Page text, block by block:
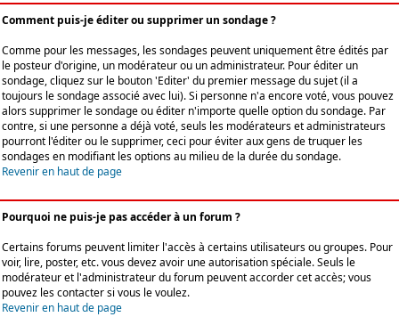
Comment puis-je éditer ou supprimer un sondage ?
Comme pour les messages, les sondages peuvent uniquement être édités par
le posteur d'origine, un modérateur ou un administrateur. Pour éditer un
sondage, cliquez sur le bouton 'Editer' du premier message du sujet (il a
toujours le sondage associé avec lui). Si personne n'a encore voté, vous pouvez
alors supprimer le sondage ou éditer n'importe quelle option du sondage. Par
contre, si une personne a déjà voté, seuls les modérateurs et administrateurs
pourront l'éditer ou le supprimer, ceci pour éviter aux gens de truquer les
sondages en modifiant les options au milieu de la durée du sondage.
Revenir en haut de page
Pourquoi ne puis-je pas accéder à un forum ?
Certains forums peuvent limiter l'accès à certains utilisateurs ou groupes. Pour
voir, lire, poster, etc. vous devez avoir une autorisation spéciale. Seuls le
modérateur et l'administrateur du forum peuvent accorder cet accès; vous
pouvez les contacter si vous le voulez.
Revenir en haut de page